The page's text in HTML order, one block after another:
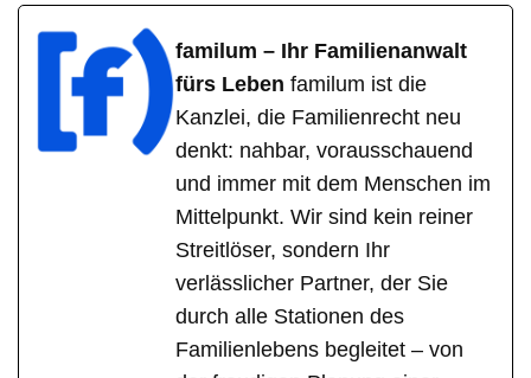
familum – Ihr Familienanwalt
fürs Leben familum ist die
Kanzlei, die Familienrecht neu
denkt: nahbar, vorausschauend
und immer mit dem Menschen im
Mittelpunkt. Wir sind kein reiner
Streitlöser, sondern Ihr
verlässlicher Partner, der Sie
durch alle Stationen des
Familienlebens begleitet – von